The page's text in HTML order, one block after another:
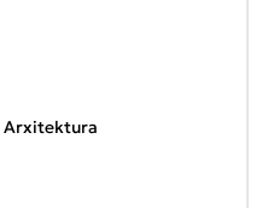
Arxitektura